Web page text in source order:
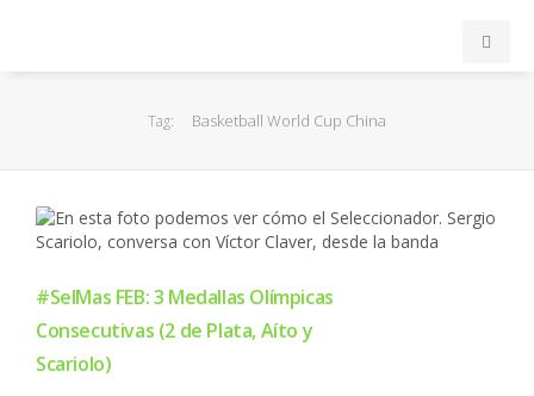
EuroLeague
FEB
FIBA
Tag: Basketball World Cup China
#SelMas FEB: 3 Medallas Olímpicas
Consecutivas (2 de Plata, Aíto y
Scariolo)